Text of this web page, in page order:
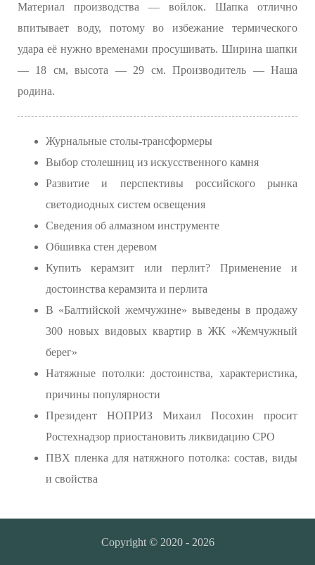
Материал производства — войлок. Шапка отлично
впитывает воду, потому во избежание термического
удара её нужно временами просушивать. Ширина шапки
— 18 см, высота — 29 см. Производитель — Наша
родина.
Журнальные столы-трансформеры
Выбор столешниц из искусственного камня
Развитие и перспективы российского рынка
светодиодных систем освещения
Сведения об алмазном инструменте
Обшивка стен деревом
Купить керамзит или перлит? Применение и
достоинства керамзита и перлита
В «Балтийской жемчужине» выведены в продажу
300 новых видовых квартир в ЖК «Жемчужный
берег»
Натяжные потолки: достоинства, характеристика,
причины популярности
Президент НОПРИЗ Михаил Посохин просит
Ростехнадзор приостановить ликвидацию СРО
ПВХ пленка для натяжного потолка: состав, виды
и свойства
Copyright © 2020 - 2026